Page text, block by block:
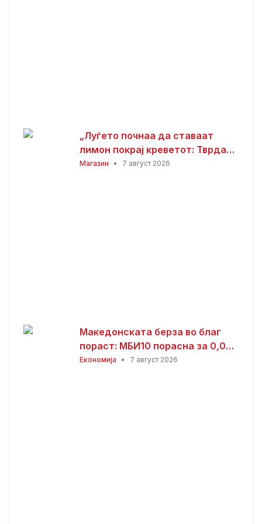
„Луѓето почнаа да ставаат
лимон покрај креветот: Тврдат
дека решава еден голем
Магазин • 7 август 2026
Македонската берза во благ
пораст: МБИ10 порасна за 0,08
отсто, најтргувани акциите на
Економија • 7 август 2026